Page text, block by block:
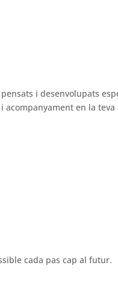
i desenvolupats
acompanyament en la
cada pas cap al futur.